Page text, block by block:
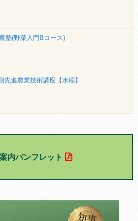
塾(野菜入門Bコース)
先進農業技術講座【水稲】
内パンフレット